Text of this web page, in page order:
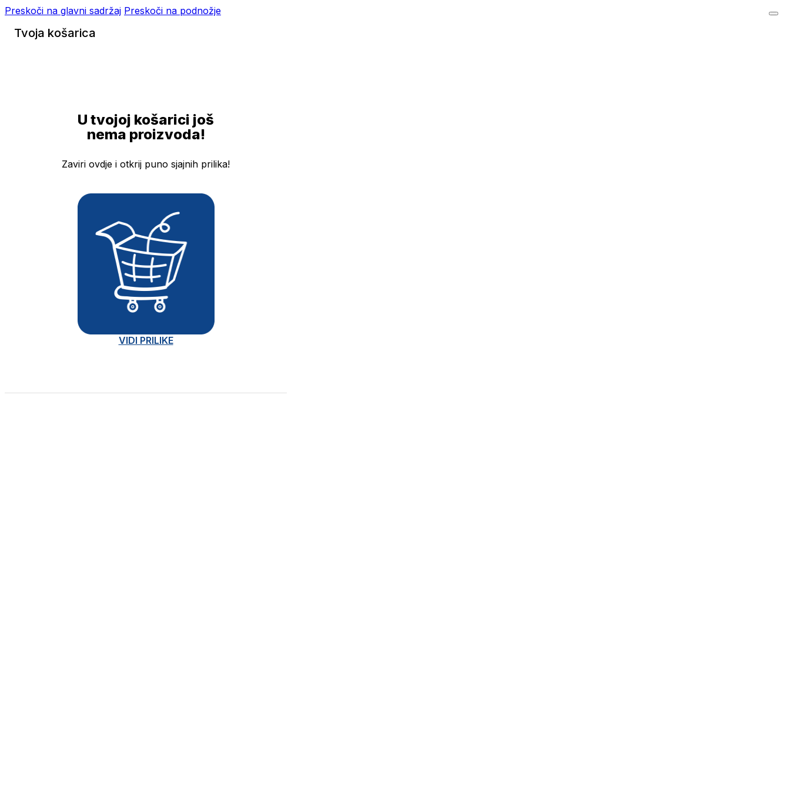
Preskoči na glavni sadržaj Preskoči na podnožje
Tvoja košarica
U tvojoj košarici još
nema proizvoda!
Zaviri ovdje i otkrij puno sjajnih prilika!
VIDI PRILIKE